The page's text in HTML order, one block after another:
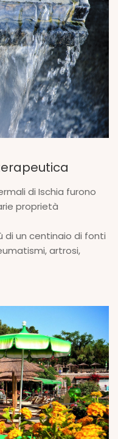
di Ischia furono
proprietà
di un centinaio di fonti
artrosi,